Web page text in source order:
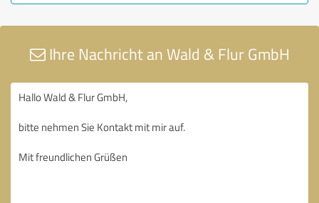
Ihre Nachricht an Wald & Flur GmbH